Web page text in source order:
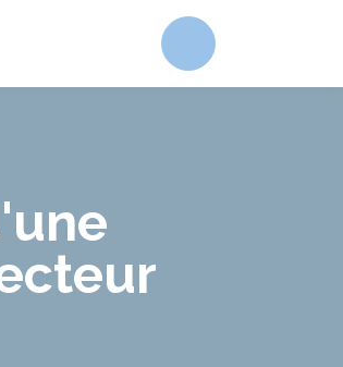
Accéder au